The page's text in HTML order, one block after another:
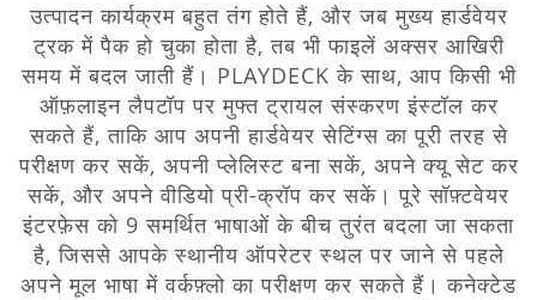
उत्पादन कार्यक्रम बहुत तंग होते हैं, और जब मुख्य हार्डवेयर
ट्रक में पैक हो चुका होता है, तब भी फाइलें अक्सर आखिरी
समय में बदल जाती हैं। PLAYDECK के साथ, आप किसी भी
ऑफ़लाइन लैपटॉप पर मुफ्त ट्रायल संस्करण इंस्टॉल कर
सकते हैं, ताकि आप अपनी हार्डवेयर सेटिंग्स का पूरी तरह से
परीक्षण कर सकें, अपनी प्लेलिस्ट बना सकें, अपने क्यू सेट कर
सकें, और अपने वीडियो प्री-क्रॉप कर सकें। पूरे सॉफ़्टवेयर
इंटरफ़ेस को 9 समर्थित भाषाओं के बीच तुरंत बदला जा सकता
है, जिससे आपके स्थानीय ऑपरेटर स्थल पर जाने से पहले
अपने मूल भाषा में वर्कफ़्लो का परीक्षण कर सकते हैं। कनेक्टेड